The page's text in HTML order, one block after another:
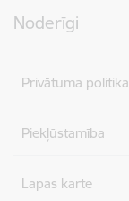
Noderīgi
Privātuma politika
Piekļūstamība
Lapas karte